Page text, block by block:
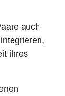
auch
ihres